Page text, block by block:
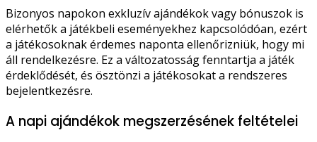
Bizonyos napokon exkluzív ajándékok vagy bónuszok is
elérhetők a játékbeli eseményekhez kapcsolódóan, ezért
a játékosoknak érdemes naponta ellenőrizniük, hogy mi
áll rendelkezésre. Ez a változatosság fenntartja a játék
érdeklődését, és ösztönzi a játékosokat a rendszeres
bejelentkezésre.
A napi ajándékok megszerzésének feltételei